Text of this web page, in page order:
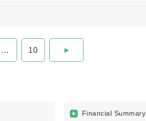
… 10
Financial Summary